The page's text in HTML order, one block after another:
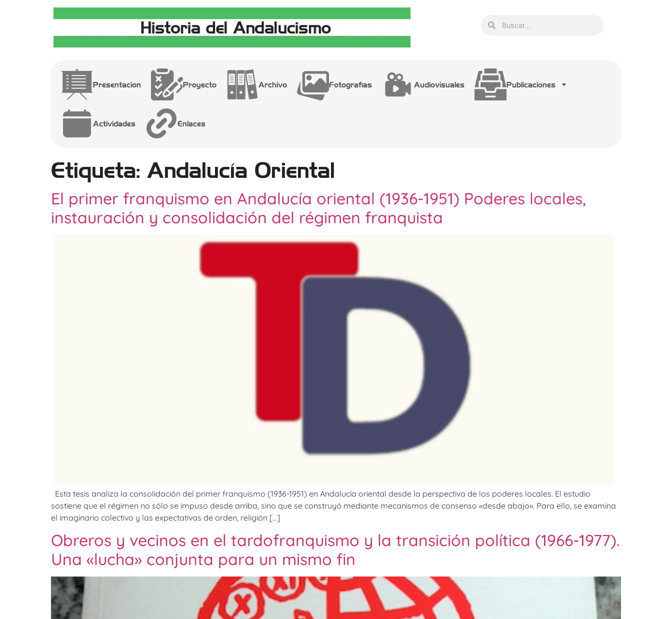
Presentación Proyecto Archivo Fotografías Audiovisuales Publicaciones
Actividades Enlaces
Etiqueta: Andalucía Oriental
El primer franquismo en Andalucía oriental (1936-1951) Poderes locales,
instauración y consolidación del régimen franquista
Esta tesis analiza la consolidación del primer franquismo (1936-1951) en Andalucía oriental desde la perspectiva de los poderes locales. El estudio
sostiene que el régimen no sólo se impuso desde arriba, sino que se construyó mediante mecanismos de consenso «desde abajo». Para ello, se examina
el imaginario colectivo y las expectativas de orden, religión […]
Obreros y vecinos en el tardofranquismo y la transición política (1966-1977).
Una «lucha» conjunta para un mismo fin